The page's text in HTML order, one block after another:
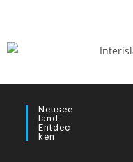
Neusee
Land
Entdec
Ken